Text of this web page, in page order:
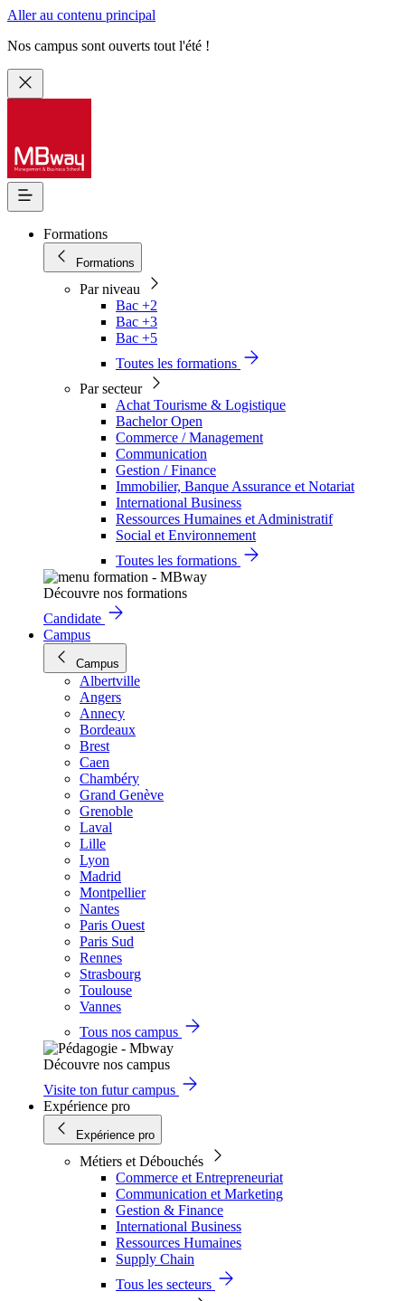
Aller au contenu principal
Nos campus sont ouverts tout l'été !
Formations
Formations
Par niveau
Bac +2
Bac +3
Bac +5
Toutes les formations
Par secteur
Achat Tourisme & Logistique
Bachelor Open
Commerce / Management
Communication
Gestion / Finance
Immobilier, Banque Assurance et Notariat
International Business
Ressources Humaines et Administratif
Social et Environnement
Toutes les formations
Découvre nos formations
Candidate
Campus
Campus
Albertville
Angers
Annecy
Bordeaux
Brest
Caen
Chambéry
Grand Genève
Grenoble
Laval
Lille
Lyon
Madrid
Montpellier
Nantes
Paris Ouest
Paris Sud
Rennes
Strasbourg
Toulouse
Vannes
Tous nos campus
Découvre nos campus
Visite ton futur campus
Expérience pro
Expérience pro
Métiers et Débouchés
Commerce et Entrepreneuriat
Communication et Marketing
Gestion & Finance
International Business
Ressources Humaines
Supply Chain
Tous les secteurs